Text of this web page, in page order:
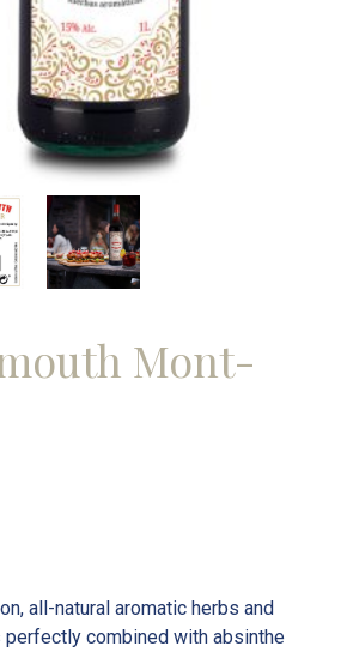
Mont-
all-natural aromatic herbs and
combined with absinthe